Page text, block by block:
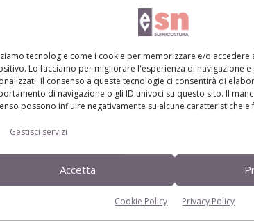
tecnologie come i cookie per memorizzare e/o accedere
Lo facciamo per migliorare l'esperienza di navigazione
Il consenso a queste tecnologie ci consentirà di
di navigazione o gli ID univoci su questo sito. Il
possono influire negativamente su alcune caratteristiche e
Gestisci servizi
Accetta
Cookie Policy Privacy Policy
le materie prime per la produzione di specialità
che incentra l’attenzione sull’intero
medicati e in particolare sul “
l’intero ciclo che va dalla prescrizione dei
in zootecnia, sino alla loro erogazione e
si dovranno andare a registrare le informazioni